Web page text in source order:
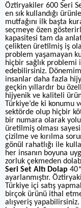
Öztiryakiler 600 Seri
en sık kullandığı
mutfağını ilk başta
seçmeye özen
kapasitesi tam da
çelikten üretilmiş iş
problem yaşamayan
hiçbir sağlık problemi
edebilirsiniz.
insanlar daha fazla
geçkin yıllardır bu
hijyenik ve kaliteli
Türkiye’de ki konumu
sektörde olup hiçbir
bir numara olarak
üretilmiş olması
çizilme ve kırılma
gönül rahatlığı ile
her insanın boyuna
zorluk çekmeden
Seri Set Altı Dolap
ayarlanmıştır.
Türkiye içi satış
birçok ürünü ithal
alışveriş